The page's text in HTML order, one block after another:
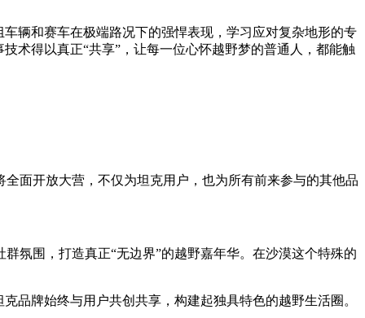
辆和赛车在极端路况下的强悍表现，学习应对复杂地形的专
术得以真正“共享”，让每一位心怀越野梦的普通人，都能触
面开放大营，不仅为坦克用户，也为所有前来参与的其他品
氛围，打造真正“无边界”的越野嘉年华。在沙漠这个特殊的
品牌始终与用户共创共享，构建起独具特色的越野生活圈。